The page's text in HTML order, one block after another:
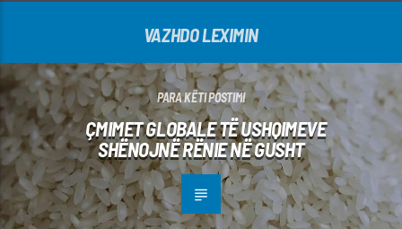
VAZHDO LEXIMIN
PARA KËTI POSTIMI
ÇMIMET GLOBALE TË USHQIMEVE
SHËNOJNË RËNIE NË GUSHT